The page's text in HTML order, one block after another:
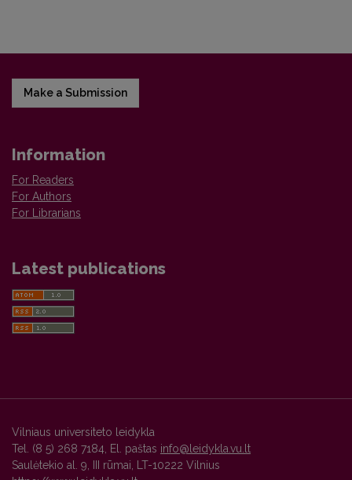
Make a Submission
Information
For Readers
For Authors
For Librarians
Latest publications
Vilniaus universiteto leidykla
Tel. (8 5) 268 7184, El. paštas info@leidykla.vu.lt
Saulėtekio al. 9, III rūmai, LT-10222 Vilnius